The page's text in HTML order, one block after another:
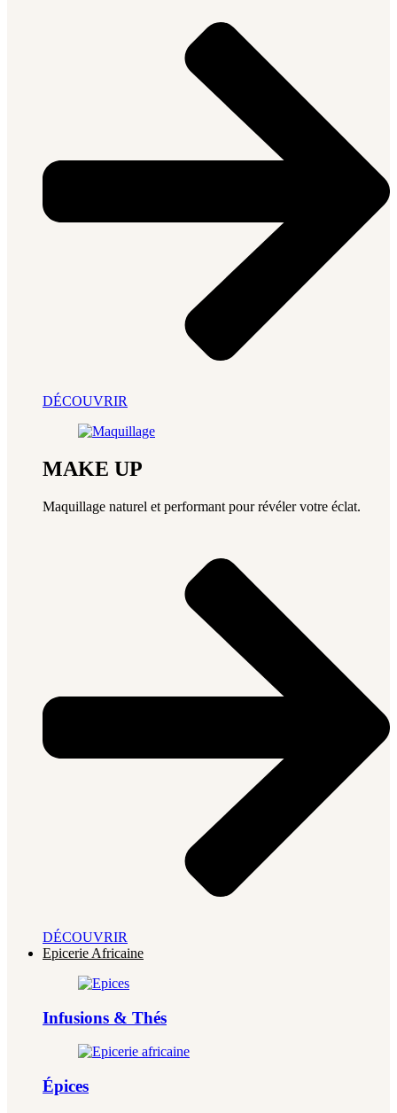
DÉCOUVRIR
MAKE UP
Maquillage naturel et performant pour révéler votre éclat.
DÉCOUVRIR
Epicerie Africaine
Infusions & Thés
Épices